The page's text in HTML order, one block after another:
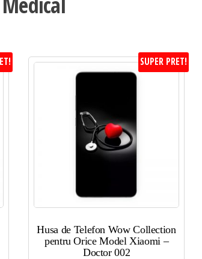
SUPER PRET!
Husa de Telefon Wow Collection
pentru Orice Model Xiaomi –
Doctor 002